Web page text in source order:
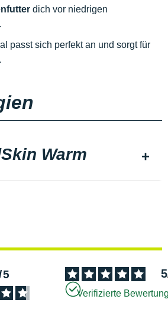
dich vor niedrigen
passt sich perfekt an und sorgt für
Warm
5 5
Verifizierte